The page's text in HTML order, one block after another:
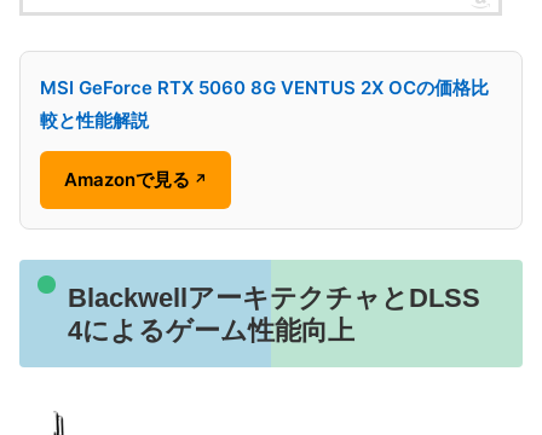
MSI GeForce RTX 5060 8G VENTUS 2X OCの価格比
較と性能解説
Amazonで見る ↗
BlackwellアーキテクチャとDLSS
4によるゲーム性能向上